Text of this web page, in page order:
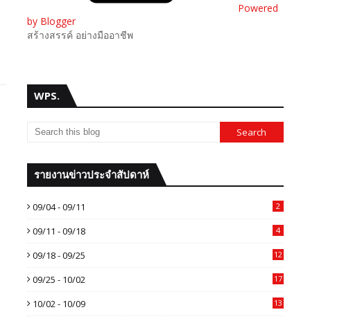
Powered
by Blogger
สร้างสรรค์ อย่างมืออาชีพ
WPS.
รายงานข่าวประจำสัปดาห์
09/04 - 09/11 2
09/11 - 09/18 4
09/18 - 09/25 12
09/25 - 10/02 17
10/02 - 10/09 13